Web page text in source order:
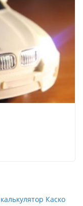
калькулятор Каско